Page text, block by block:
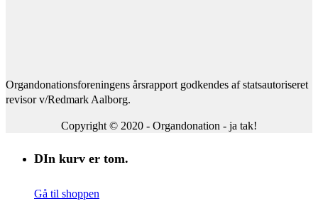
Organdonationsforeningens årsrapport godkendes af statsautoriseret
revisor v/Redmark Aalborg.
Copyright © 2020 - Organdonation - ja tak!
DIn kurv er tom.
Gå til shoppen